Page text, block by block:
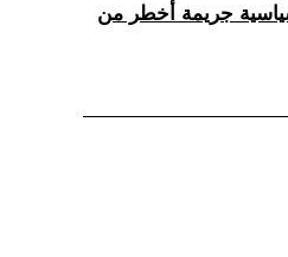
جريمة أخطر من